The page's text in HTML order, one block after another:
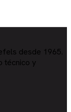
desde 1965.
técnico y